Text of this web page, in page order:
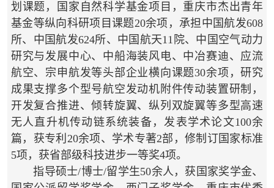
划课题，国家自然科学基金项目，重庆市杰出青年
基金等纵向科研项目课题20余项，承担中国航发608
所、中国航发624所、中国航天11院、中国空气动力
研究与发展中心、中船海装风电、中冶赛迪、应流
航空、宗申航发等头部企业横向课题30余项，研究
成果支撑多个型号航空发动机附件传动装置研制，
开发复合推进、倾转旋翼、纵列双旋翼等多型高速
无人直升机传动链系统装备，发表学术论文100余
篇，获专利20余项、学术专著2部，修制订国家标准
5项，获省部级科技进步一等奖4项。
指导硕士/博士/留学生50余人，获国家奖学金、